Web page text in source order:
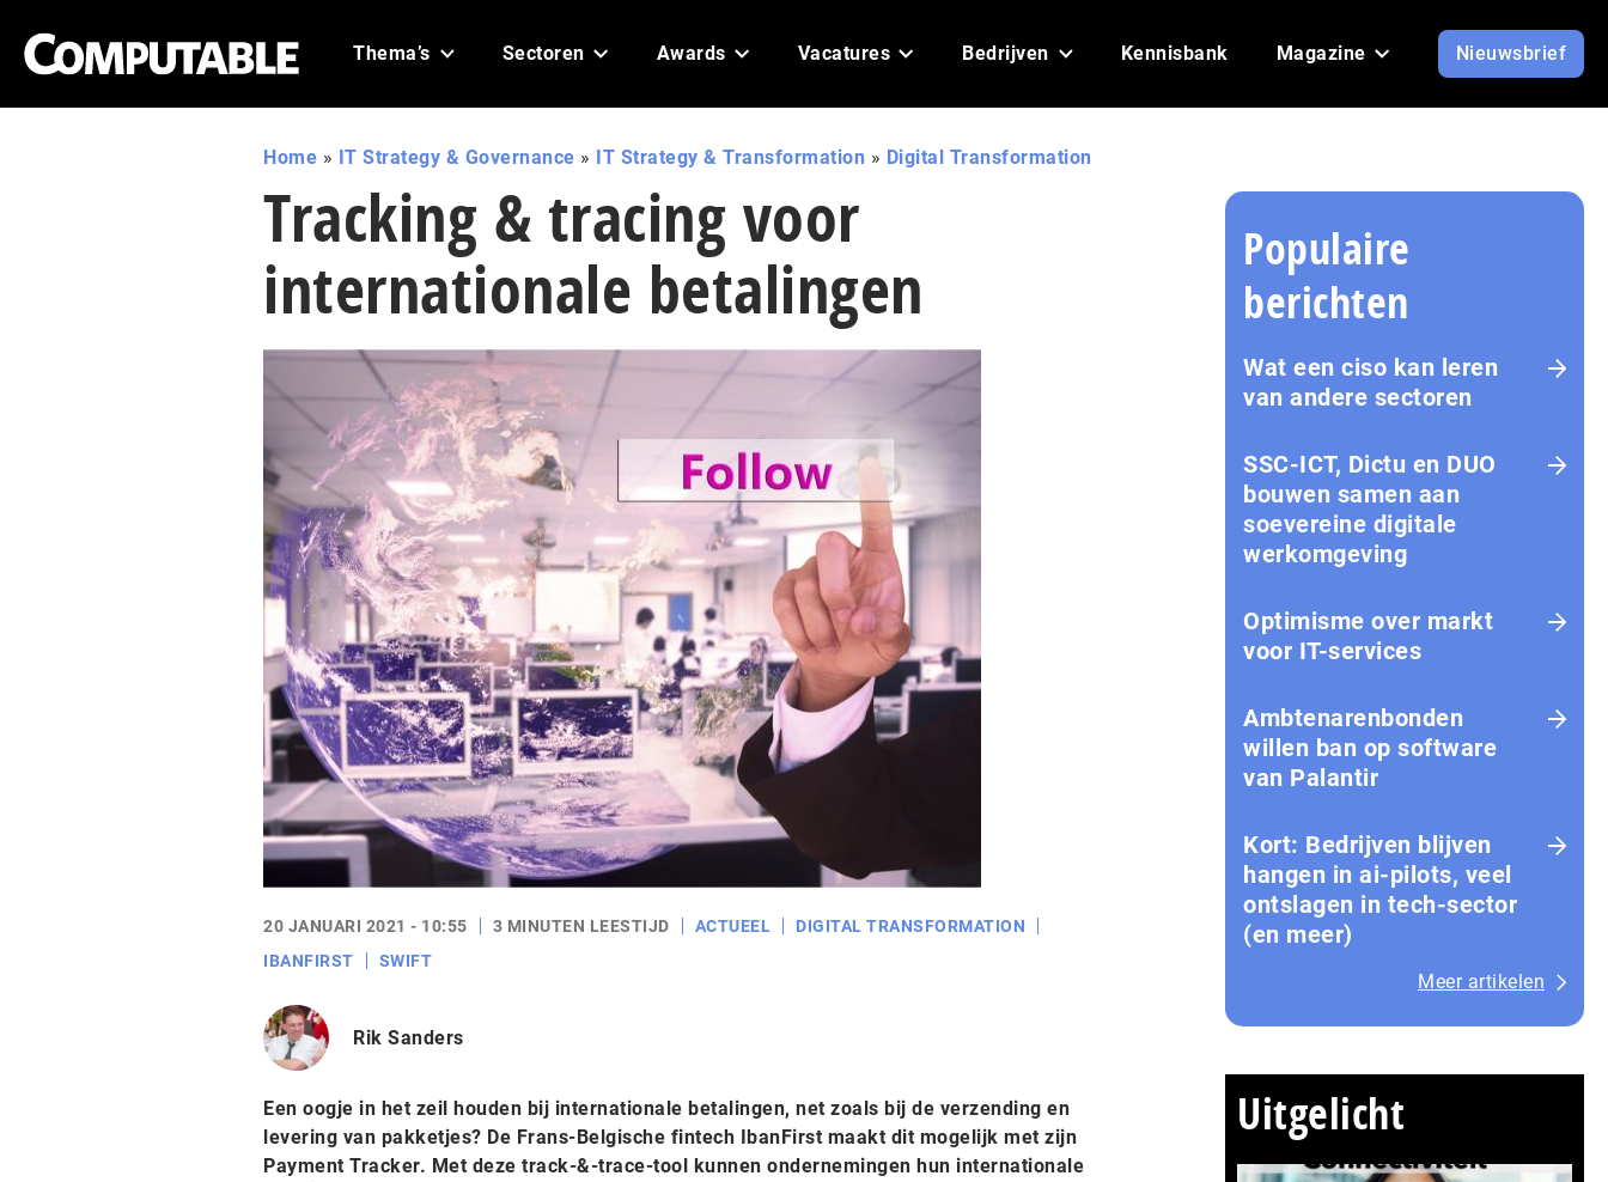
Thema’s Sectoren Awards Vacatures Bedrijven Kennisbank Magazine Nieuwsbrief
Home » IT Strategy & Governance » IT Strategy & Transformation » Digital Transformation
Tracking & tracing voor
internationale betalingen
20 JANUARI 2021 - 10:55 3 MINUTEN LEESTIJD ACTUEEL
DIGITAL TRANSFORMATION
IBANFIRST
SWIFT
Rik Sanders
Een oogje in het zeil houden bij internationale betalingen, net zoals bij de verzending en
levering van pakketjes? De Frans-Belgische fintech IbanFirst maakt dit mogelijk met zijn
Payment Tracker. Met deze track-&-trace-tool kunnen ondernemingen hun internationale
Populaire
berichten
Wat een ciso kan leren
van andere sectoren
SSC-ICT, Dictu en DUO
bouwen samen aan
soevereine digitale
werkomgeving
Optimisme over markt
voor IT-services
Ambtenarenbonden
willen ban op software
van Palantir
Kort: Bedrijven blijven
hangen in ai-pilots, veel
ontslagen in tech-sector
(en meer)
Meer artikelen
Uitgelicht